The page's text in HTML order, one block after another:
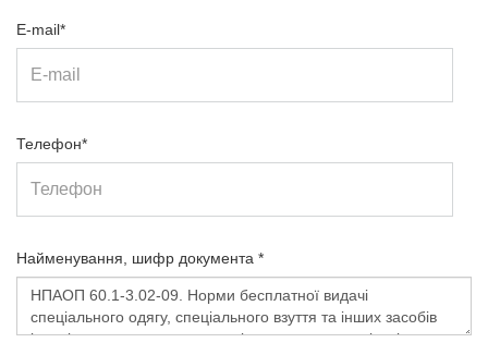
E-mail*
Телефон*
Найменування, шифр документа *